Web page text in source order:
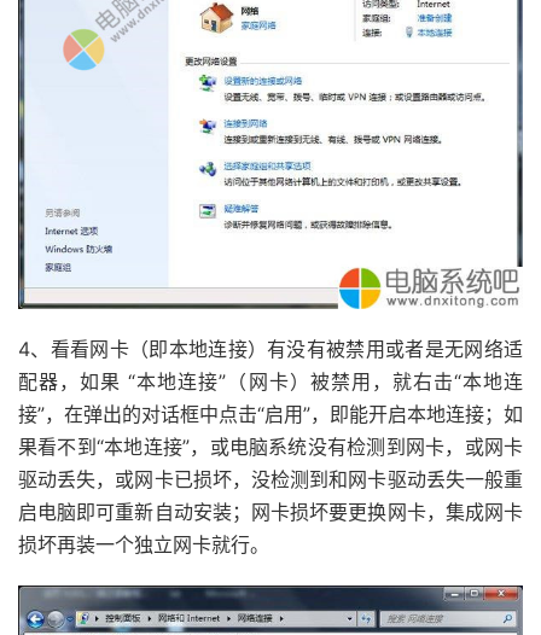
4、看看网卡（即本地连接）有没有被禁用或者是无网络适
配器，如果 “本地连接”（网卡）被禁用，就右击“本地连
接”，在弹出的对话框中点击“启用”，即能开启本地连接；如
果看不到“本地连接”，或电脑系统没有检测到网卡，或网卡
驱动丢失，或网卡已损坏，没检测到和网卡驱动丢失一般重
启电脑即可重新自动安装；网卡损坏要更换网卡，集成网卡
损坏再装一个独立网卡就行。